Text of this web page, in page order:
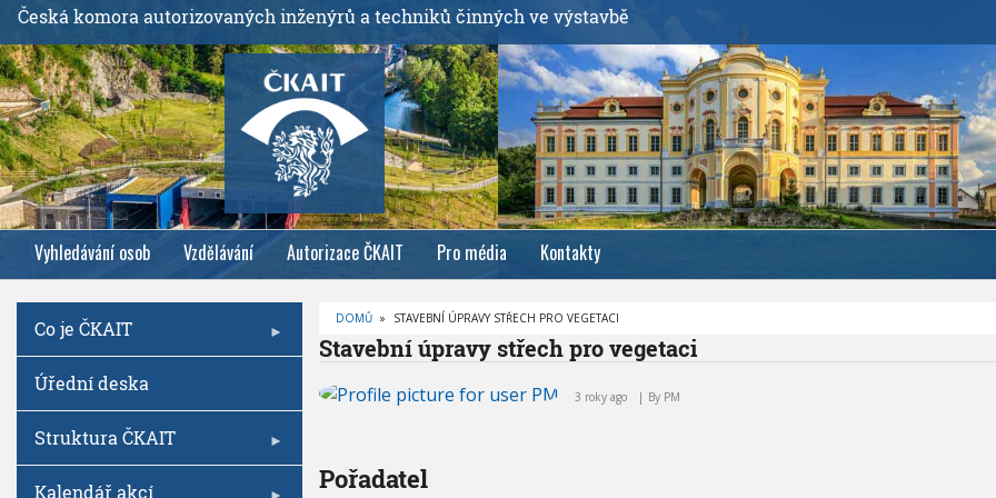
ř
e
j
í
t
k
h
l
v
Česká komora autorizovaných inženýrů a techniků činných ve výstavbě
Vyhledávání osob Vzdělávání Autorizace ČKAIT Pro média Kontakty
D
R
E
Č
N
A
DOMŮ » STAVEBNÍ ÚPRAVY STŘECH PRO VEGETACI
Stavební úpravy střech pro vegetaci
t
b
3 roky ago By PM
Pořadatel
Co je ČKAIT
Úřední deska
Struktura ČKAIT
Kalendář akcí